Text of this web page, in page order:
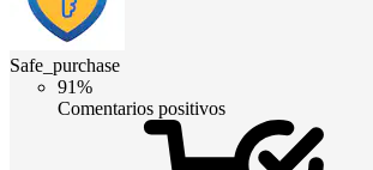
Safe_purchase
91%
Comentarios positivos